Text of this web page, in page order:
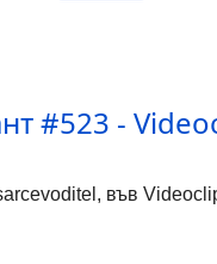
#523 -
във